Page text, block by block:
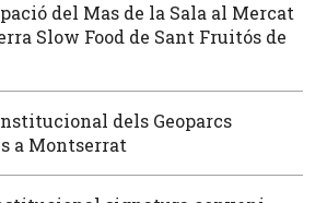
del Mas de la Sala al Mercat
Slow Food de Sant Fruitós de
dels Geoparcs
a Montserrat